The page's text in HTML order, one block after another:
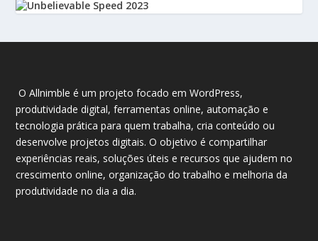
O Allnimble é um projeto focado em WordPress,
produtividade digital, ferramentas online, automação e
tecnologia prática para quem trabalha, cria conteúdo ou
desenvolve projetos digitais. O objetivo é compartilhar
experiências reais, soluções úteis e recursos que ajudem no
crescimento online, organização do trabalho e melhoria da
produtividade no dia a dia.